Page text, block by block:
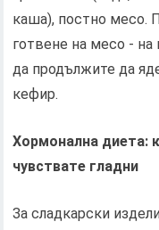
каша), постно месо.
готвене на месо -
да продължите да
кефир.
Хормонална диета:
чувствате гладни
За сладкарски